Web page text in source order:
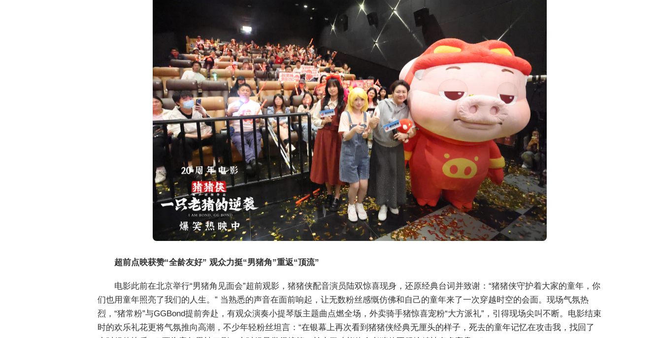
超前点映获赞“全龄友好” 观众力挺“男猪角”重返“顶流”
电影此前在北京举行“男猪角见面会”超前观影，猪猪侠配音演员陆双惊喜现身，还原经典台词并致谢：“猪猪侠守护着大家的童年，你
们也用童年照亮了我们的人生。” 当熟悉的声音在面前响起，让无数粉丝感慨仿佛和自己的童年来了一次穿越时空的会面。现场气氛热
烈，“猪常粉”与GGBond提前奔赴，有观众演奏小提琴版主题曲点燃全场，外卖骑手猪惊喜宠粉“大方派礼”，引得现场尖叫不断。电影结束
时的欢乐礼花更将气氛推向高潮，不少年轻粉丝坦言：“在银幕上再次看到猪猪侠经典无厘头的样子，死去的童年记忆在攻击我，找回了